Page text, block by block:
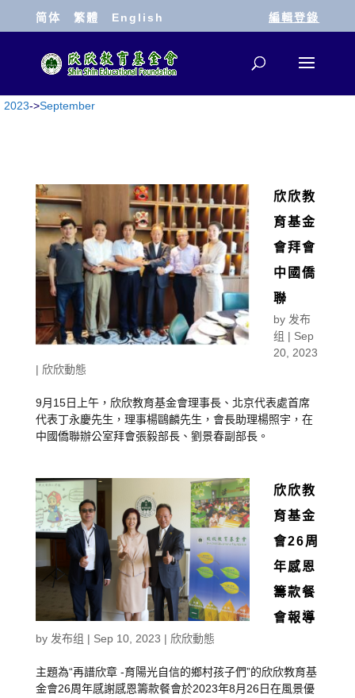
简体 繁體 English 編輯登錄
2023->September
欣欣教
育基金
會拜會
中國僑
聯
by 发布
组 | Sep
20, 2023
| 欣欣動態
9月15日上午，欣欣教育基金會理事長、北京代表處首席
代表丁永慶先生，理事楊鷗麟先生，會長助理楊照宇，在
中國僑聯辦公室拜會張毅部長、劉景春副部長。
欣欣教
育基金
會26周
年感恩
籌款餐
會報導
by 发布组 | Sep 10, 2023 | 欣欣動態
主題為“再譜欣章 -育陽光自信的鄉村孩子們”的欣欣教育基
金會26周年感謝感恩籌款餐會於2023年8月26日在風景優